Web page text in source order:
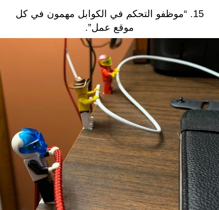
15. “موظفو التحكم في الكوابل مهمون في كل
موقع عمل”.